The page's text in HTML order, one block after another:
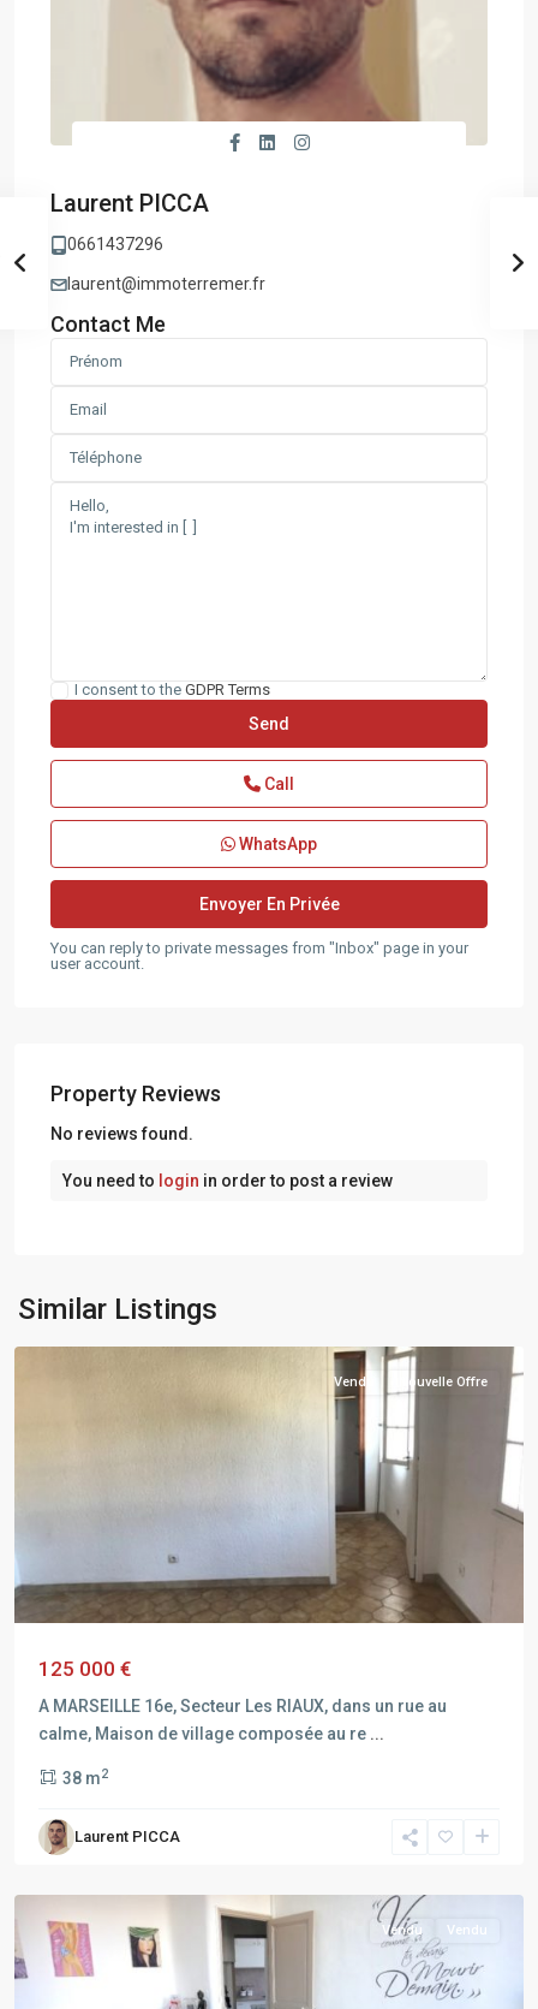
Laurent PICCA
0661437296
laurent@immoterremer.fr
Contact Me
I consent to the GDPR Terms
Call
WhatsApp
You can reply to private messages from "Inbox" page in your
user account.
Property Reviews
No reviews found.
You need to login in order to post a review
Similar Listings
16EME
ARRONDISSEMENT
Vendu Nouvelle Offre
125 000 €
A MARSEILLE 16e, Secteur Les RIAUX, dans un rue au
calme, Maison de village composée au re ...
38 m2
Laurent PICCA
MARSEILLE
16EME
Vendu Vendu